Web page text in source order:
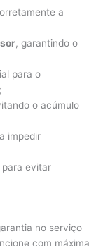
a
, garantindo o
para o
o acúmulo
impedir
para evitar
no serviço
com máxima